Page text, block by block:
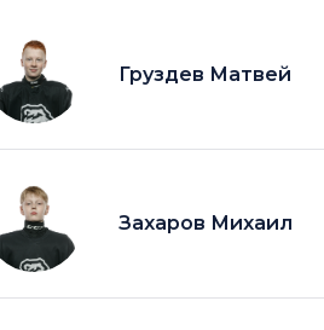
Груздев Матвей
Захаров Михаил